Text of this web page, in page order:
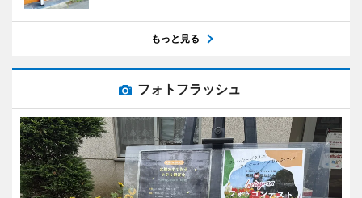
もっと見る
フォトフラッシュ